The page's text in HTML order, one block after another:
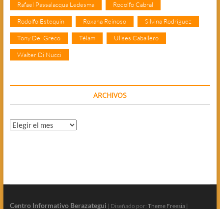
Rafael Passalacqua Ledesma Rodolfo Cabral
Rodolfo Estequin Roxana Reinoso Silvina Rodríguez
Tony Del Greco Télam Ulises Caballero
Walter Di Nucci
ARCHIVOS
Archivos
Centro Informativo Berazategui | Diseñado por: Theme Freesia|